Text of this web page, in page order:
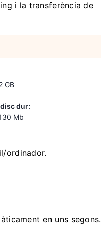
i la transferència de
GB
dur:
Mb
ordinador.
en uns segons.